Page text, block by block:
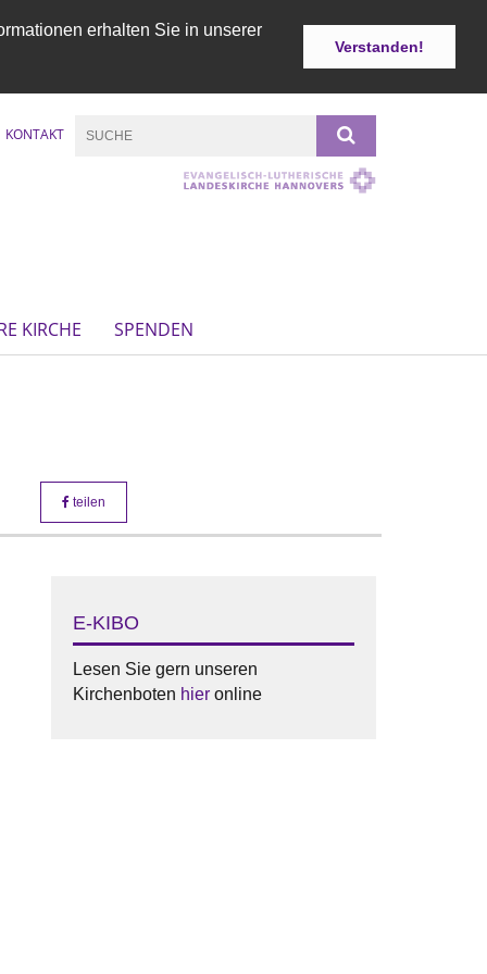
erhalten Sie in unserer
Verstanden!
KONTAKT
KIRCHE SPENDEN
teilen
E-KIBO
Lesen Sie gern unseren
Kirchenboten hieronline